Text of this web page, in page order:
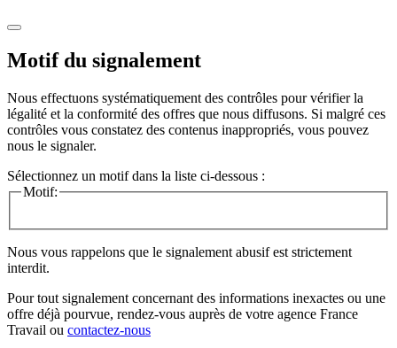
Motif du signalement
Nous effectuons systématiquement des contrôles pour vérifier la
légalité et la conformité des offres que nous diffusons. Si malgré ces
contrôles vous constatez des contenus inappropriés, vous pouvez
nous le signaler.
Sélectionnez un motif dans la liste ci-dessous :
Motif:
Nous vous rappelons que le signalement abusif est strictement
interdit.
Pour tout signalement concernant des informations inexactes ou une
offre déjà pourvue, rendez-vous auprès de votre agence France
Travail ou contactez-nous